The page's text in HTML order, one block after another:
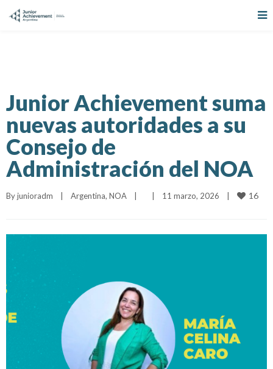
Junior Achievement suma
nuevas autoridades a su
Consejo de
Administración del NOA
By junioradm Argentina, NOA 11 marzo, 2026 16